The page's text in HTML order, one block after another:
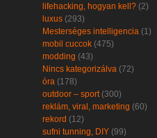
lifehacking, hogyan kell? (2)
luxus (293)
Mesterséges intelligencia (1)
mobil cuccok (475)
modding (43)
Nincs kategorizálva (72)
óra (178)
outdoor – sport(300)
reklám, viral, marketing (60)
rekord (12)
sufni tunning, DIY (99)